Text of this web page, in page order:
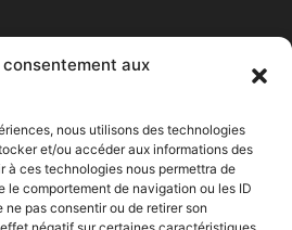
consentement aux
nous utilisons des technologies
et/ou accéder aux informations des
à ces technologies nous permettra de
le comportement de navigation ou les ID
pas consentir ou de retirer son
Entrepreneur